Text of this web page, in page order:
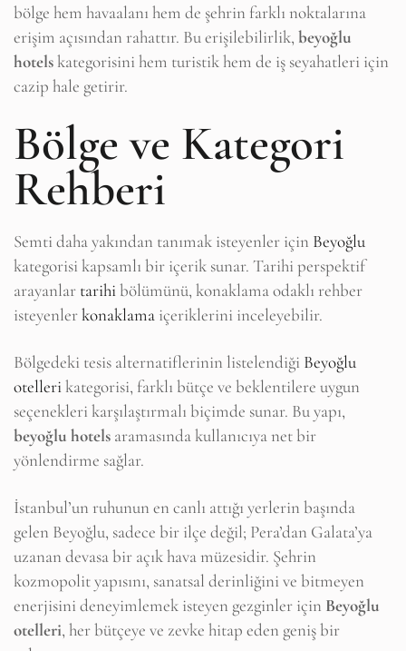
bölge hem havaalanı hem de şehrin farklı noktalarına
erişim açısından rahattır. Bu erişilebilirlik, beyoğlu
hotelskategorisini hem turistik hem de iş seyahatleri için
cazip hale getirir.
Bölge ve Kategori
Rehberi
Semti daha yakından tanımak isteyenler için Beyoğlu
kategorisi kapsamlı bir içerik sunar. Tarihi perspektif
arayanlar tarihibölümünü, konaklama odaklı rehber
isteyenlerkonaklama içeriklerini inceleyebilir.
Bölgedeki tesis alternatiflerinin listelendiği Beyoğlu
otellerikategorisi, farklı bütçe ve beklentilere uygun
seçenekleri karşılaştırmalı biçimde sunar. Bu yapı,
beyoğlu hotels aramasında kullanıcıya net bir
yönlendirme sağlar.
İstanbul’un ruhunun en canlı attığı yerlerin başında
gelen Beyoğlu, sadece bir ilçe değil; Pera’dan Galata’ya
uzanan devasa bir açık hava müzesidir. Şehrin
kozmopolit yapısını, sanatsal derinliğini ve bitmeyen
enerjisini deneyimlemek isteyen gezginler için Beyoğlu
otelleri, her bütçeye ve zevke hitap eden geniş bir